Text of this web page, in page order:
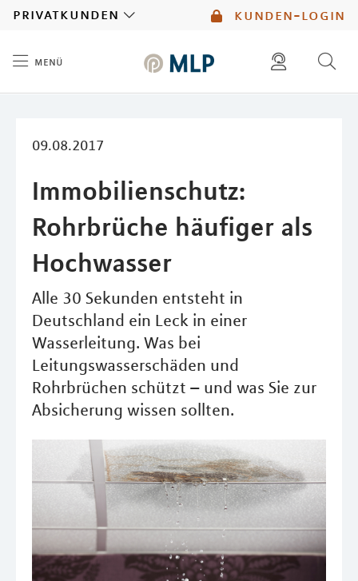
kunden-login
privatkunden
menü
09.08.2017
Immobilienschutz:
Rohrbrüche häufiger als
Hochwasser
Alle 30 Sekunden entsteht in
Deutschland ein Leck in einer
Wasserleitung. Was bei
Leitungswasserschäden und
Rohrbrüchen schützt – und was Sie zur
Absicherung wissen sollten.